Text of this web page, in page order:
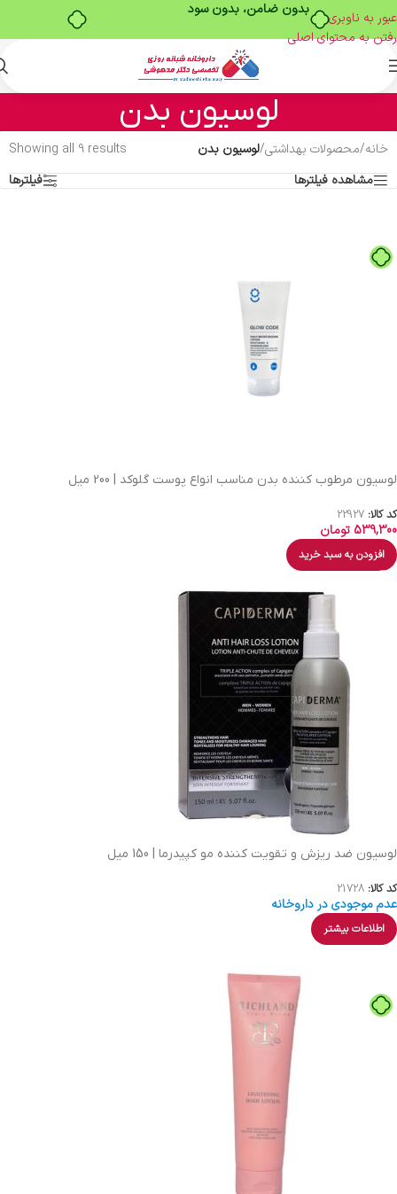
بدون ضامن، بدون سود
عبور به ناوبری
رفتن به محتوای اصلی
لوسیون بدن
خانه/محصولات بهداشتی/لوسیون بدن
Showing all 9 results
مشاهده فیلترها
فیلترها
لوسیون مرطوب کننده بدن مناسب انواع پوست گلوکد | 200 میل
کد کالا: 22927
539,300 تومان
افزودن به سبد خرید
لوسیون ضد ریزش و تقویت کننده مو کپیدرما | 150 میل
کد کالا: 21728
عدم موجودی در داروخانه
اطلاعات بیشتر